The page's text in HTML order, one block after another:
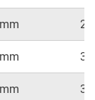
28
30
32